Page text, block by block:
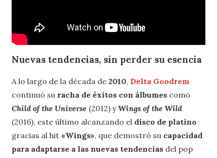
Nuevas tendencias, sin perder su esencia
A lo largo de la década de 2010, Delta Goodrem
continuó su racha de éxitos con álbumes como
Child of the Universe (2012) yWings of the Wild
(2016), este último alcanzando el disco de platino
gracias al hit «Wings», que demostró su capacidad
para adaptarse a las nuevas tendencias del pop